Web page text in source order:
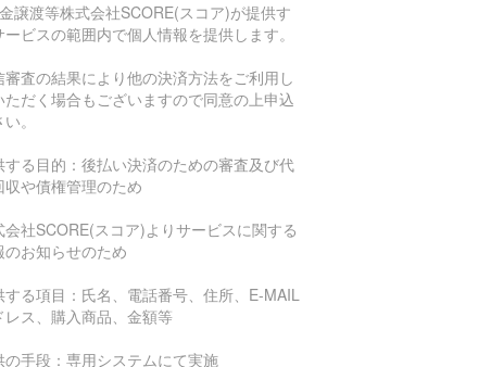
譲渡等株式会社SCORE(スコア)が提供す
ービスの範囲内で個人情報を提供します。
審査の結果により他の決済方法をご利用し
ただく場合もございますので同意の上申込
。
する目的：後払い決済のための審査及び代
収や債権管理のため
会社SCORE(スコア)よりサービスに関する
のお知らせのため
する項目：氏名、電話番号、住所、E-MAIL
レス、購入商品、金額等
の手段：専用システムにて実施